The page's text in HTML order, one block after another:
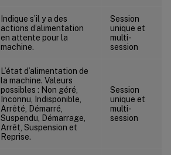
Indique s’il y a des
actions d’alimentation
en attente pour la
machine.
Session
unique et
multi-
session
L’état d’alimentation de
la machine. Valeurs
possibles : Non géré,
Inconnu, Indisponible,
Arrêté, Démarré,
Suspendu, Démarrage,
Arrêt, Suspension et
Reprise.
Session
unique et
multi-
session